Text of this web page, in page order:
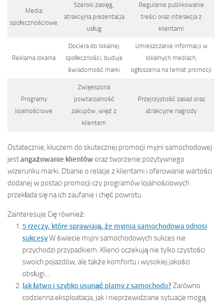
Media
społecznościowe
Szeroki zasięg,
atrakcyjna prezentacja
usług
Regularne publikowanie
treści oraz interakcja z
klientami
Reklama lokalna
Dociera do lokalnej
społeczności, buduje
świadomość marki
Umieszczanie informacji w
lokalnych mediach,
ogłoszenia na temat promocji
Programy
lojalnościowe
Zwiększona
powtarzalność
zakupów, więź z
klientem
Przejrzystość zasad oraz
atrakcyjne nagrody
Ostatecznie, kluczem do skutecznej promocji myjni samochodowej
jestangażowanie klientów oraz tworzenie pozytywnego
wizerunku marki. Dbanie o relacje z klientami i oferowanie wartości
dodanej w postaci promocji czy programów lojalnościowych
przekłada się na ich zaufanie i chęć powrotu.
Zainteresuje Cię również:
5 rzeczy, które sprawiają, że myjnia samochodowa odnosi
sukcesyW świecie myjni samochodowych sukces nie
przychodzi przypadkiem. Klienci oczekują nie tylko czystości
swoich pojazdów, ale także komfortu i wysokiej jakości
obsługi....
Jak łatwo i szybko usunąć plamy z samochodu? Zarówno
codzienna eksploatacja, jak i nieprzewidziane sytuacje mogą